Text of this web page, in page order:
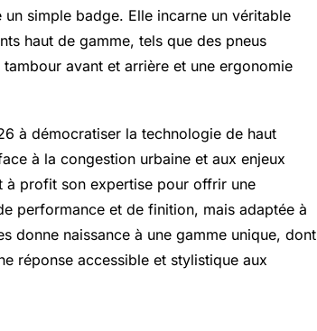
simple badge. Elle incarne un véritable
haut de gamme, tels que des pneus
avant et arrière et une ergonomie
à démocratiser la technologie de haut
à la congestion urbaine et aux enjeux
à profit son expertise pour offrir une
performance et de finition, mais adaptée à
donne naissance à une gamme unique, dont
réponse accessible et stylistique aux